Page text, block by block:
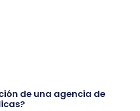
de una agencia de